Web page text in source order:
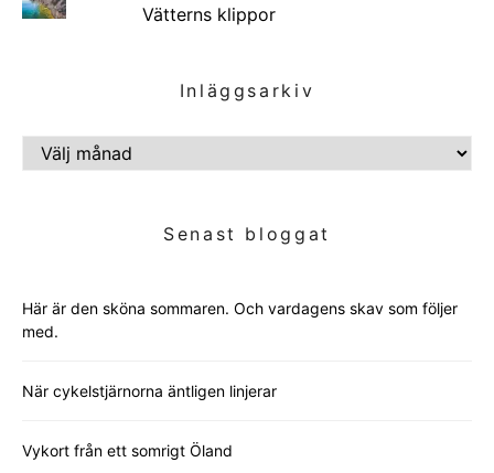
Vätterns klippor
Inläggsarkiv
INLÄGGSARKIV
Senast bloggat
Här är den sköna sommaren. Och vardagens skav som följer
med.
När cykelstjärnorna äntligen linjerar
Vykort från ett somrigt Öland